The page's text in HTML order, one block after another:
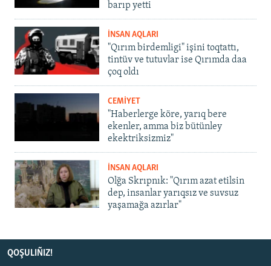
barıp yetti
İNSAN AQLARI
"Qırım birdemligi" işini toqtattı,
tintüv ve tutuvlar ise Qırımda daa
çoq oldı
CEMİYET
"Haberlerge köre, yarıq bere
ekenler, amma biz bütünley
ekektriksizmiz"
İNSAN AQLARI
Olğa Skrıpnık: "Qırım azat etilsin
dep, insanlar yarıqsız ve suvsuz
yaşamağa azırlar"
QOŞULIÑIZ!